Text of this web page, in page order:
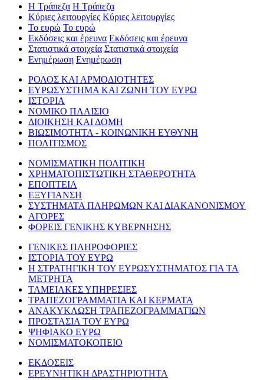
Η Τράπεζα Η Τράπεζα
Κύριες λειτουργίες Κύριες λειτουργίες
Το ευρώ Το ευρώ
Εκδόσεις και έρευνα Εκδόσεις και έρευνα
Στατιστικά στοιχεία Στατιστικά στοιχεία
Ενημέρωση Ενημέρωση
ΡΟΛΟΣ ΚΑΙ ΑΡΜΟΔΙΟΤΗΤΕΣ
ΕΥΡΩΣΥΣΤΗΜΑ ΚΑΙ ΖΩΝΗ ΤΟΥ ΕΥΡΩ
ΙΣΤΟΡΙΑ
ΝΟΜΙΚΟ ΠΛΑΙΣΙΟ
ΔΙΟΙΚΗΣΗ ΚΑΙ ΔΟΜΗ
ΒΙΩΣΙΜΟΤΗΤΑ - ΚΟΙΝΩΝΙΚΗ ΕΥΘΥΝΗ
ΠΟΛΙΤΙΣΜΟΣ
ΝΟΜΙΣΜΑΤΙΚΗ ΠΟΛΙΤΙΚΗ
ΧΡΗΜΑΤΟΠΙΣΤΩΤΙΚΗ ΣΤΑΘΕΡΟΤΗΤΑ
ΕΠΟΠΤΕΙΑ
ΕΞΥΓΙΑΝΣΗ
ΣΥΣΤΗΜΑΤΑ ΠΛΗΡΩΜΩΝ ΚΑΙ ΔΙΑΚΑΝΟΝΙΣΜΟΥ
ΑΓΟΡΕΣ
ΦΟΡΕΙΣ ΓΕΝΙΚΗΣ ΚΥΒΕΡΝΗΣΗΣ
ΓΕΝΙΚΕΣ ΠΛΗΡΟΦΟΡΙΕΣ
ΙΣΤΟΡΙΑ ΤΟΥ ΕΥΡΩ
Η ΣΤΡΑΤΗΓΙΚΗ ΤΟΥ ΕΥΡΩΣΥΣΤΗΜΑΤΟΣ ΓΙΑ ΤΑ
ΜΕΤΡΗΤΑ
ΤΑΜΕΙΑΚΕΣ ΥΠΗΡΕΣΙΕΣ
ΤΡΑΠΕΖΟΓΡΑΜΜΑΤΙΑ ΚΑΙ ΚΕΡΜΑΤΑ
ΑΝΑΚΥΚΛΩΣΗ ΤΡΑΠΕΖΟΓΡΑΜΜΑΤΙΩΝ
ΠΡΟΣΤΑΣΙΑ ΤΟΥ ΕΥΡΩ
ΨΗΦΙΑΚΟ ΕΥΡΩ
ΝΟΜΙΣΜΑΤΟΚΟΠΕΙΟ
ΕΚΔΟΣΕΙΣ
ΕΡΕΥΝΗΤΙΚΗ ΔΡΑΣΤΗΡΙΟΤΗΤΑ